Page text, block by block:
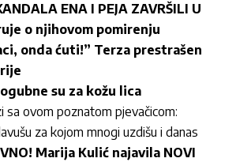
ENA I PEJA ZAVRŠILI U
o njihovom pomirenju
onda ćuti!” Terza prestrašen
su za kožu lica
sa ovom poznatom pjevačicom:
za kojom mnogi uzdišu i danas
Marija Kulić najavila NOVI